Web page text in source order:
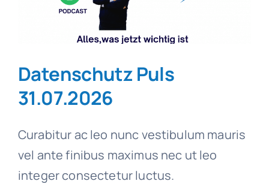
Jetzt absichern
Datenschutz Puls
31.07.2026
Curabitur ac leo nunc vestibulum mauris
vel ante finibus maximus nec ut leo
integer consectetur luctus.